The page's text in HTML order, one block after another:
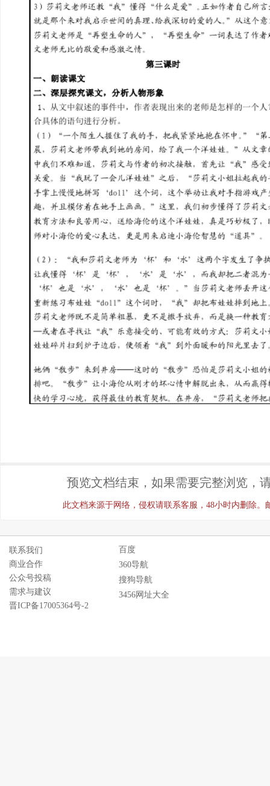
预览文档结束，如果需要完整浏览，
此文档来源于网络，侵权请联系客服，48小时内删除。
联系我们
商业合作
公众号投稿
需求与建议
晋ICP备17005364号-2
百度
360导航
搜狗导航
3456网址大全